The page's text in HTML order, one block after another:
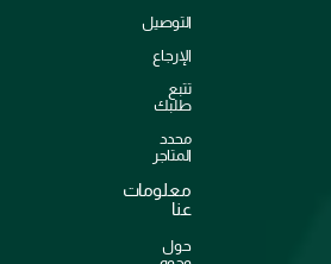
التوصيل
الإرجاع
تتبع
طلبك
محدد
المتاجر
معلومات
عنا
حول